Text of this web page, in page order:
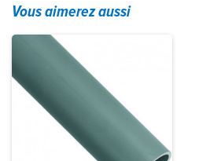
Vous aimerez aussi